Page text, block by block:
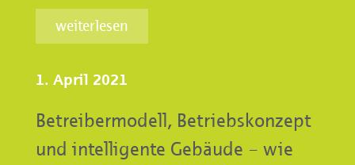
weiterlesen
1. April 2021
Betreibermodell, Betriebskonzept
und intelligente Gebäude – wie